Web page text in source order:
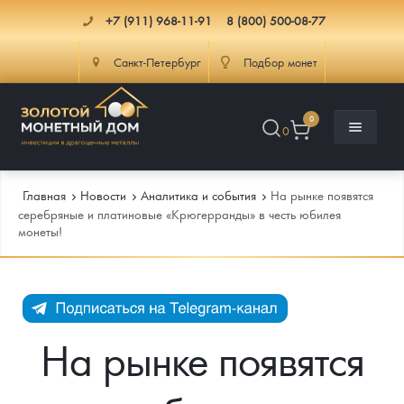
+7 (911) 968-11-91 8 (800) 500-08-77
Санкт-Петербург Подбор монет
0
0
Каталог
Каталог Монет
Монеты Россия и СССР
Памятные и старинные монеты
Инфо
Подлинность монет
Услуги
Главная Новости Аналитика и события
На рынке появятся
серебряные и платиновые «Крюгерранды» в честь юбилея
монеты!
На рынке появятся